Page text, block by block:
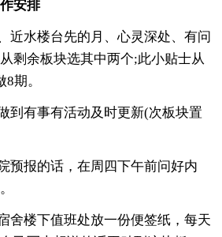
安排
水楼台先的月、心灵深处、有问
剩余板块选其中两个;此小贴士从
期。
有事有活动及时更新(次板块置
报的话，在周四下午前问好内
楼下值班处放一份便签纸，每天